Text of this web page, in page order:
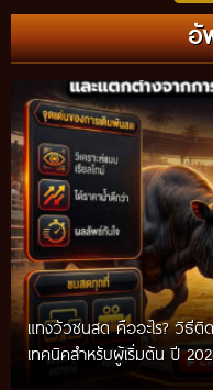
อั
แทงวัวชนสด คืออะไร? วิธีติ
เทคนิคสำหรับผู้เริ่มต้น ปี